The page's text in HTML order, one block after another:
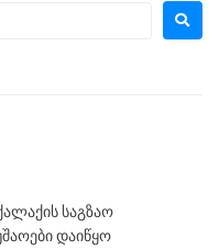
საგზაო
დაიწყო